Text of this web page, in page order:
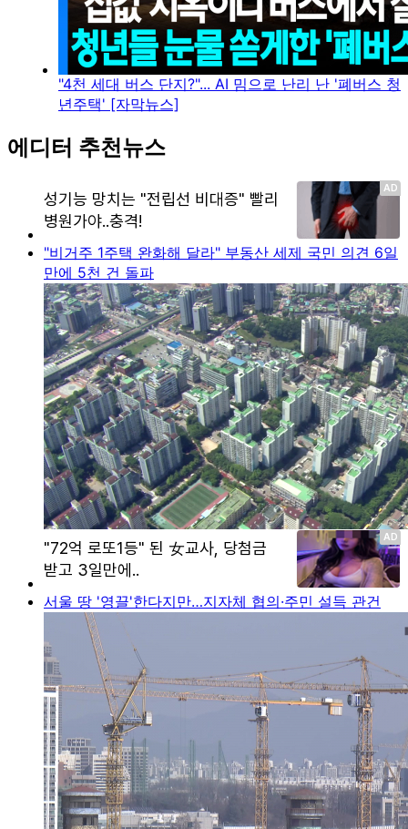
"4천 세대 버스 단지?"... AI 밈으로 난리 난 '폐버스 청
년주택' [자막뉴스]
에디터 추천뉴스
"비거주 1주택 완화해 달라" 부동산 세제 국민 의견 6일
만에 5천 건 돌파
서울 땅 '영끌'한다지만…지자체 협의·주민 설득 관건